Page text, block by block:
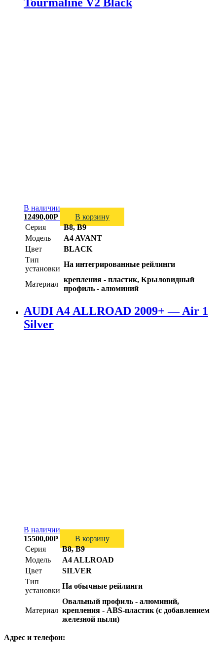
В наличии
12490,00Р
В корзину
Серия
B8, B9
Модель
A4 AVANT
Цвет
BLACK
Тип
установки
На интегрированные рейлинги
Материал
крепления - пластик, Крыловидный
профиль - алюминий
AUDI A4 ALLROAD 2009+ — Air 1
Silver
В наличии
15500,00Р
В корзину
Серия
B8, B9
Модель
A4 ALLROAD
Цвет
SILVER
Тип
установки
На обычные рейлинги
Материал
Овальный профиль - алюминий,
крепления - ABS-пластик (с добавлением
железной пыли)
Адрес и телефон: